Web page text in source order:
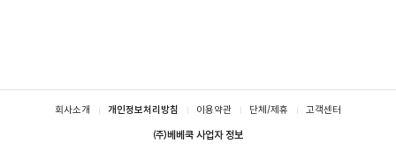
회사소개 개인정보처리방침 이용약관 단체/제휴 고객센터
㈜베베쿡 사업자 정보